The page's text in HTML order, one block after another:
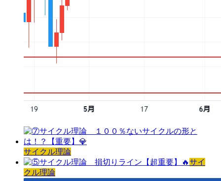
サイクル理論
サイ
クル理論